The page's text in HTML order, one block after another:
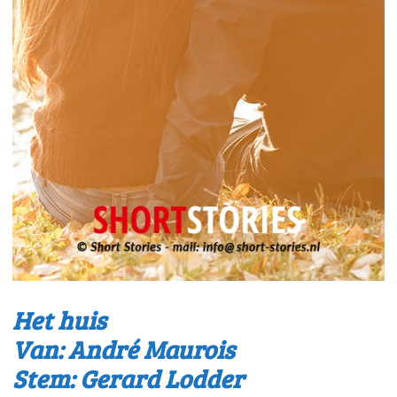
Het huis
Van: André Maurois
Stem: Gerard Lodder